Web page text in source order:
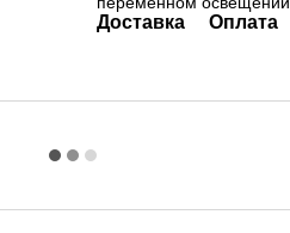
Доставка Оплата